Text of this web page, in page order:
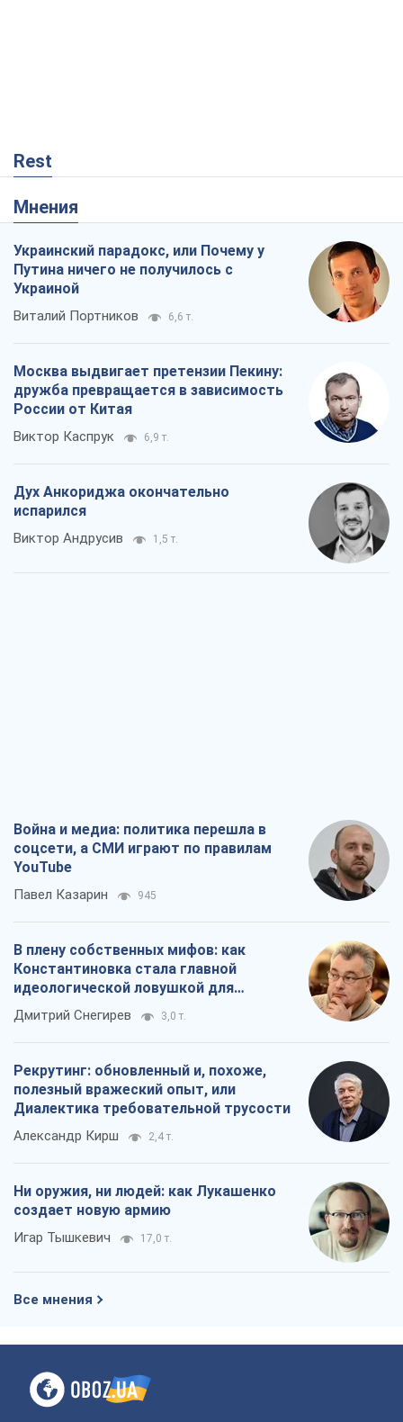
Rest
Мнения
Украинский парадокс, или Почему у
Путина ничего не получилось с
Украиной
Виталий Портников 6,6 т.
Москва выдвигает претензии Пекину:
дружба превращается в зависимость
России от Китая
Виктор Каспрук 6,9 т.
Дух Анкориджа окончательно
испарился
Виктор Андрусив 1,5 т.
Война и медиа: политика перешла в
соцсети, а СМИ играют по правилам
YouTube
Павел Казарин 945
В плену собственных мифов: как
Константиновка стала главной
идеологической ловушкой для
российских оккупантов
Дмитрий Снегирев 3,0 т.
Рекрутинг: обновленный и, похоже,
полезный вражеский опыт, или
Диалектика требовательной трусости
Александр Кирш 2,4 т.
Ни оружия, ни людей: как Лукашенко
создает новую армию
Игар Тышкевич 17,0 т.
Все мнения